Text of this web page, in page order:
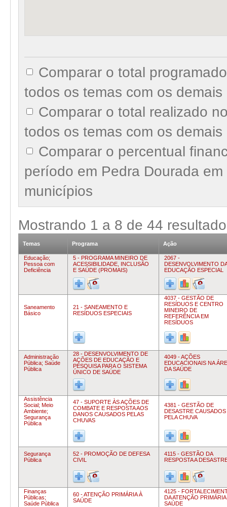
Comparar o total
todos os temas com os
Comparar o total realizado
todos os temas com os
Comparar o percentual
período em Pedra Dourada
municípios
Mostrando 1 a 8 de 44
Temas Programa Ação
Educação;
Pessoa com
Deficiência
5 - PROGRAMA MINEIRO DE
ACESSIBILIDADE, INCLUSÃO
E SAÚDE (PROMAIS)
2067 -
DESENVOLVIMENTO DA
EDUCAÇÃO ESPECIAL
Saneamento
Básico
21 - SANEAMENTO E
RESÍDUOS ESPECIAIS
4037 - GESTÃO DE
RESÍDUOS E CENTRO
MINEIRO DE
REFERÊNCIA EM
RESÍDUOS
Administração
Pública; Saúde
Pública
28 - DESENVOLVIMENTO DE
AÇÕES DE EDUCAÇÃO E
PESQUISA PARA O SISTEMA
ÚNICO DE SAÚDE
4049 - AÇÕES
EDUCACIONAIS NA
DA SAÚDE
Assistência
Social; Meio
Ambiente;
Segurança
Pública
47 - SUPORTE ÀS AÇÕES DE
COMBATE E RESPOSTA AOS
DANOS CAUSADOS PELAS
CHUVAS
4381 - GESTÃO DE
DESASTRE CAUSADOS
PELA CHUVA
Segurança
Pública
52 - PROMOÇÃO DE DEFESA
CIVIL
4115 - GESTÃO DA
RESPOSTA A
Finanças
Públicas;
Saúde Pública
60 - ATENÇÃO PRIMÁRIA À
SAÚDE
4125 -
DA ATENÇÃO PRIMÁRIA
SAÚDE